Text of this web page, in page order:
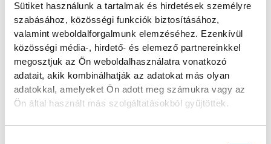
Sütiket használunk a tartalmak és hirdetések személyre
szabásához, közösségi funkciók biztosításához,
valamint weboldalforgalmunk elemzéséhez. Ezenkívül
közösségi média-, hirdető- és elemező partnereinkkel
megosztjuk az Ön weboldalhasználatra vonatkozó
adatait, akik kombinálhatják az adatokat más olyan
adatokkal, amelyeket Ön adott meg számukra vagy az
Ön által használt más szolgáltatásokból gyűjtöttek.
A Tisza-frakció kezdeményezte, hogy
a parlament jövő kedden válassza
meg az új köztársasági elnököt.
Valami óriási csapódott a
Holdba ma reggel